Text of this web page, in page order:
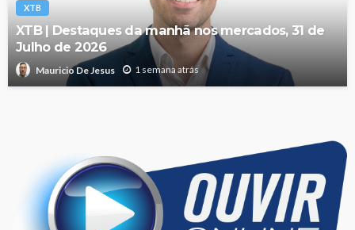
XTB
XTB | Destaques da manhã nos mercados, 31 de
Julho de 2026
Mauricio De Jesus 1 semana atrás